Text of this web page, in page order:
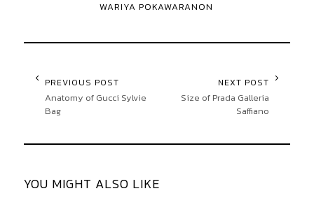
WARIYA POKAWARANON
PREVIOUS POST
Anatomy of Gucci Sylvie
Bag
NEXT POST
Size of Prada Galleria
Saffiano
YOU MIGHT ALSO LIKE